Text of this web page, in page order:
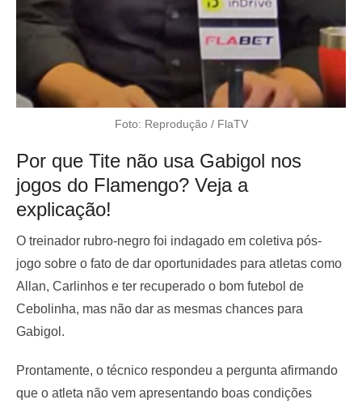
Foto: Reprodução / FlaTV
Por que Tite não usa Gabigol nos
jogos do Flamengo? Veja a
explicação!
O treinador rubro-negro foi indagado em coletiva pós-
jogo sobre o fato de dar oportunidades para atletas como
Allan, Carlinhos e ter recuperado o bom futebol de
Cebolinha, mas não dar as mesmas chances para
Gabigol.
Prontamente, o técnico respondeu a pergunta afirmando
que o atleta não vem apresentando boas condições